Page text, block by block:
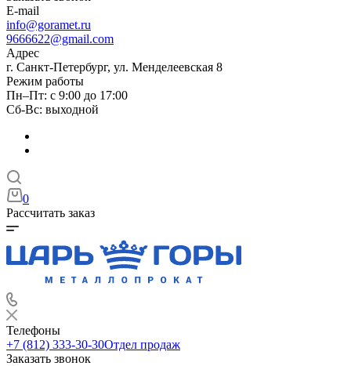
E-mail
info@goramet.ru
9666622@gmail.com
Адрес
г. Санкт-Петербург, ул. Менделеевская 8
Режим работы
Пн–Пт: с 9:00 до 17:00
Сб-Вс: выходной
0
Рассчитать заказ
Телефоны
+7 (812) 333-30-30Отдел продаж
Заказать звонок